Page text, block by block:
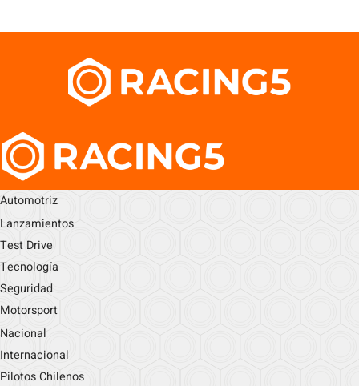
Automotriz
Lanzamientos
Test Drive
Tecnología
Seguridad
Motorsport
Nacional
Internacional
Pilotos Chilenos